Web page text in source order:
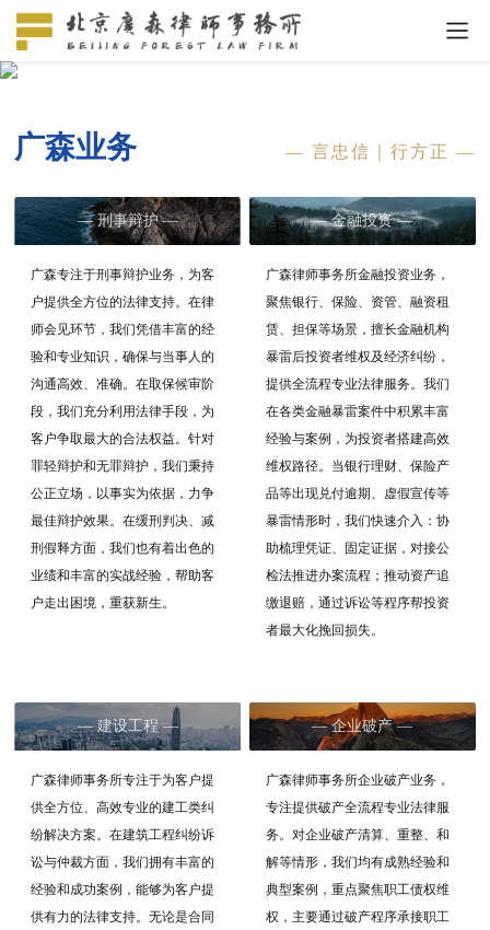
业务领域
广森业务 — 言忠信｜行方正 —
— 刑事辩护 —
广森专注于刑事辩护业务，为客
户提供全方位的法律支持。在律
师会见环节，我们凭借丰富的经
验和专业知识，确保与当事人的
沟通高效、准确。在取保候审阶
段，我们充分利用法律手段，为
客户争取最大的合法权益。针对
罪轻辩护和无罪辩护，我们秉持
公正立场，以事实为依据，力争
最佳辩护效果。在缓刑判决、减
刑假释方面，我们也有着出色的
业绩和丰富的实战经验，帮助客
户走出困境，重获新生。
— 金融投资 —
广森律师事务所金融投资业务，
聚焦银行、保险、资管、融资租
赁、担保等场景，擅长金融机构
暴雷后投资者维权及经济纠纷，
提供全流程专业法律服务。我们
在各类金融暴雷案件中积累丰富
经验与案例，为投资者搭建高效
维权路径。当银行理财、保险产
品等出现兑付逾期、虚假宣传等
暴雷情形时，我们快速介入：协
助梳理凭证、固定证据，对接公
检法推进办案流程；推动资产追
缴退赔，通过诉讼等程序帮投资
者最大化挽回损失。
— 建设工程 —
广森律师事务所专注于为客户提
供全方位、高效专业的建工类纠
纷解决方案。在建筑工程纠纷诉
讼与仲裁方面，我们拥有丰富的
经验和成功案例，能够为客户提
供有力的法律支持。无论是合同
— 企业破产 —
广森律师事务所企业破产业务，
专注提供破产全流程专业法律服
务。对企业破产清算、重整、和
解等情形，我们均有成熟经验和
典型案例，重点聚焦职工债权维
权，主要通过破产程序承接职工